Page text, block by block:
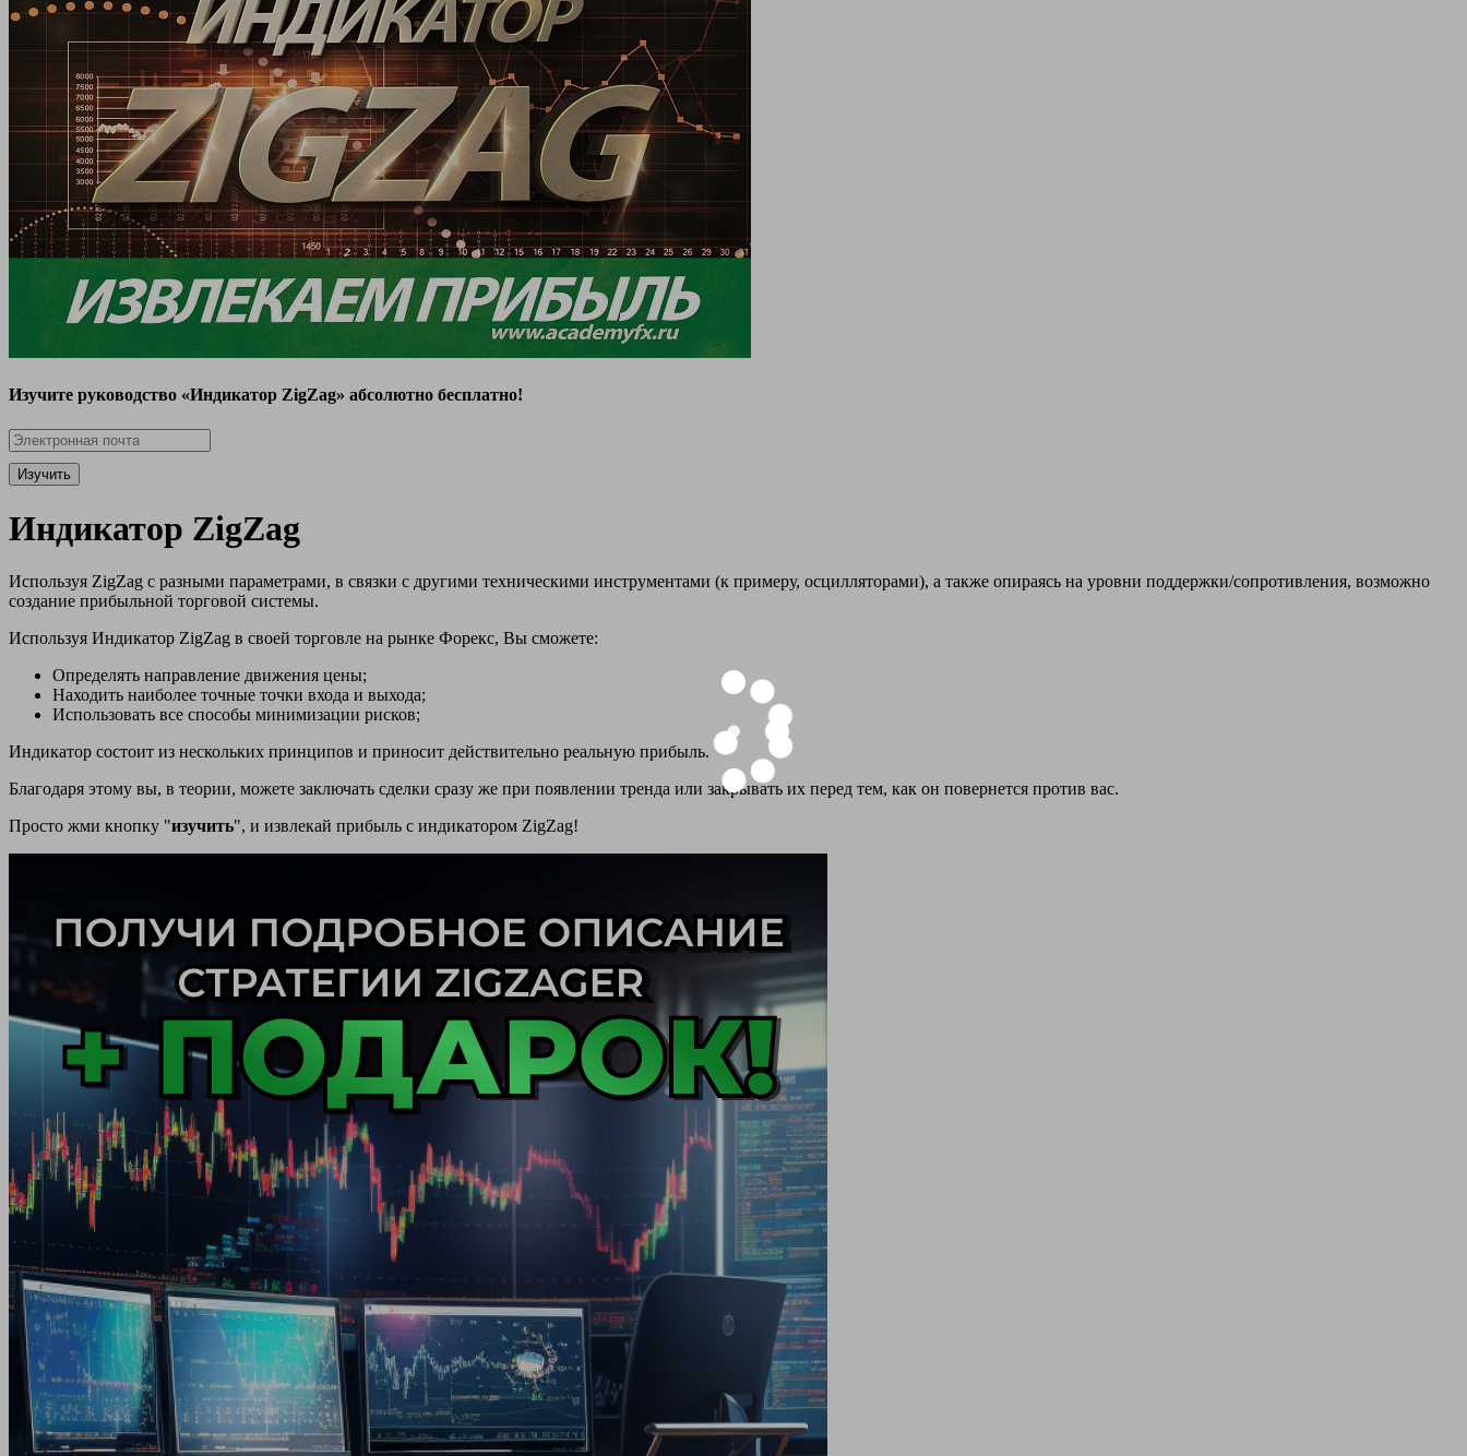
Изучите руководство «Индикатор ZigZag» абсолютно бесплатно!
Изучить
Индикатор ZigZag
Используя ZigZag с разными параметрами, в связки с другими техническими инструментами (к примеру, осцилляторами), а также опираясь на уровни поддержки/сопротивления, возможно
создание прибыльной торговой системы.
Используя Индикатор ZigZag в своей торговле на рынке Форекс, Вы сможете:
Определять направление движения цены;
Находить наиболее точные точки входа и выхода;
Использовать все способы минимизации рисков;
Индикатор состоит из нескольких принципов и приносит действительно реальную прибыль.
Благодаря этому вы, в теории, можете заключать сделки сразу же при появлении тренда или закрывать их перед тем, как он повернется против вас.
Просто жми кнопку "изучить", и извлекай прибыль с индикатором ZigZag!